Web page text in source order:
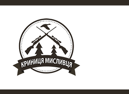
Перейти
вмісту